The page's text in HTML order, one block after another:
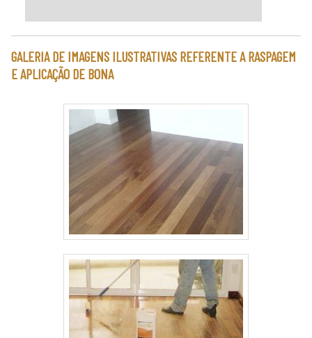
GALERIA DE IMAGENS ILUSTRATIVAS REFERENTE A RASPAGEM
E APLICAÇÃO DE BONA